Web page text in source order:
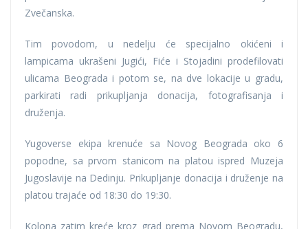
Zvečanska.
Tim povodom, u nedelju će specijalno okićeni i
lampicama ukrašeni Jugići, Fiće i Stojadini prodefilovati
ulicama Beograda i potom se, na dve lokacije u gradu,
parkirati radi prikupljanja donacija, fotografisanja i
druženja.
Yugoverse ekipa krenuće sa Novog Beograda oko 6
popodne, sa prvom stanicom na platou ispred Muzeja
Jugoslavije na Dedinju. Prikupljanje donacija i druženje na
platou trajaće od 18:30 do 19:30.
Kolona zatim kreće kroz grad prema Novom Beogradu,